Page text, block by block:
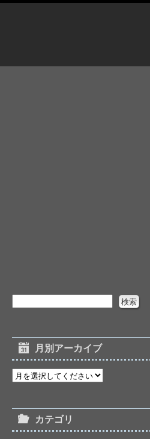
月別アーカイブ
カテゴリ